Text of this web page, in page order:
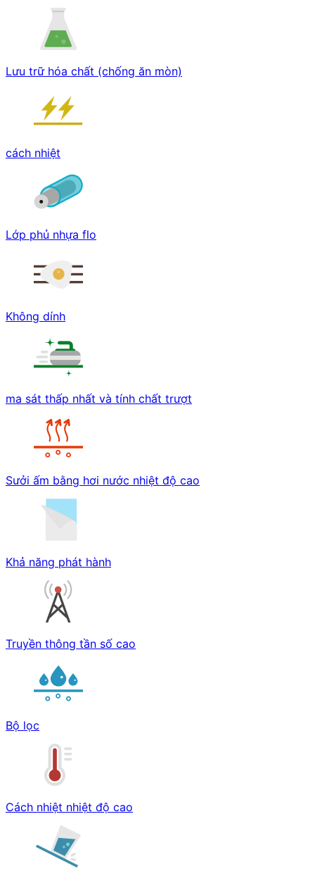
Lưu trữ hóa chất (chống ăn mòn)
cách nhiệt
Lớp phủ nhựa flo
Không dính
ma sát thấp nhất và tính chất trượt
Sưởi ấm bằng hơi nước nhiệt độ cao
Khả năng phát hành
Truyền thông tần số cao
Bộ lọc
Cách nhiệt nhiệt độ cao